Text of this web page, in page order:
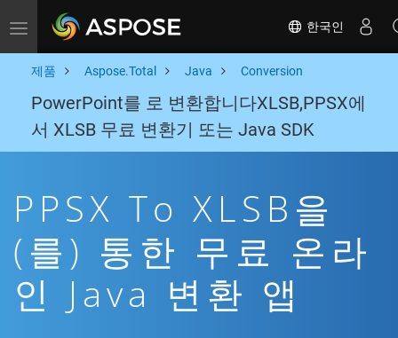
Toggle navigation 한국인
제품 Aspose.Total Java Conversion
PowerPoint를 로 변환합니다XLSB,PPSX에
서 XLSB 무료 변환기 또는 Java SDK
PPSX To XLSB을
(를) 통한 무료 온라
인 Java 변환 앱